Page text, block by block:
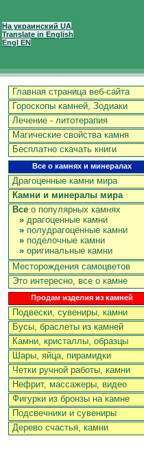
На украинский UA
Translate in English
Engl EN
Главная страница веб-сайта
Гороскопы камней, Зодиаки
Лечение - литотерапия
Магические свойства камня
Бесплатно скачать книги
Все о камнях и минералах
Драгоценные камни мира
Камни и минералы мира
Все о популярных камнях
» драгоценные камни
» полудрагоценные камни
» поделочные камни
» оригинальные камни
Месторождения самоцветов
Это интересно, все о камне
Продам изделия из камней
Подвески, сувениры, камни
Бусы, браслеты из камней
Камни, кристаллы, образцы
Шары, яйца, пирамидки
Четки ручной работы, камни
Нефрит, массажеры, видео
Фигурки из бронзы на камне
Подсвечники и сувениры
Дерево счастья, камни